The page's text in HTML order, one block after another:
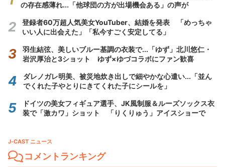
の存在感薄れ...「他球団の方が出場機会ある」の声が
登録者60万超人気美女YouTuber、結婚を発表 「めっちゃ
いい人に出会えた」「私今すごく安定してる」
羽生結弦、美しいブルー基調の衣装で...「ゆず」北川悠仁・
岩沢厚治と3ショット ゆず×ゆづコラボにファン歓喜
ダレノガレ明美、被災地炊き出しで細やかな心遣い...「並ん
でくれた子やとりにきてくれた子にシールを」
ドイツの美女フィギュア選手、JK風制服＆ルーズソックス衣
装で「激カワ」ショット 「りくりゅう」アイスショーで
J-CAST ニュース
コメントランキング